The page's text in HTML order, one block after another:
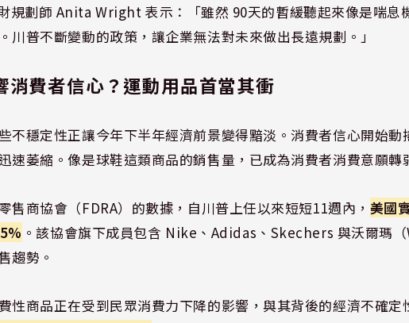
規劃師 Anita Wright 表示：「雖然 90天的暫緩聽起來像是喘息
川普不斷變動的政策，讓企業無法對未來做出長遠規劃。」
消費者信心？運動用品首當其衝
不穩定性正讓今年下半年經濟前景變得黯淡。消費者信心開始動
速萎縮。像是球鞋這類商品的銷售量，已成為消費者消費意願轉
售商協會 （FDRA）的數據，自川普上任以來短短11週內， 美國
。該協會旗下成員包含 Nike、Adidas、Skechers 與沃爾瑪
趨勢。
性商品正在受到民眾消費力下降的影響，與其背後的經濟不確定